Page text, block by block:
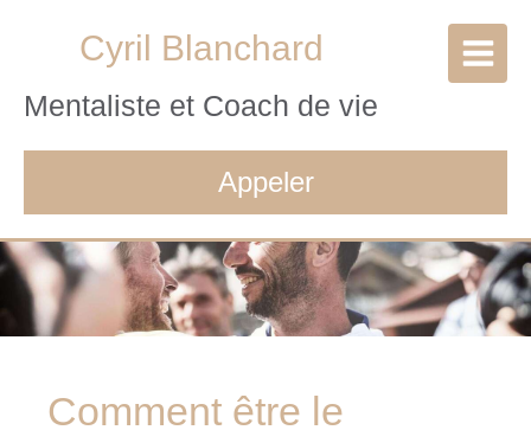
Cyril Blanchard
Mentaliste et Coach de vie
Appeler
Comment être le